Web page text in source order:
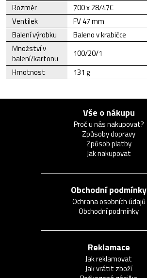
Rozměr
700 x 28/47C
Ventilek
FV 47 mm
Balení výrobku
Baleno v krabičce
Množství v
balení/kartonu
100/20/1
Hmotnost
131 g
Vše o nákupu
Proč u nás nakupovat?
Způsoby dopravy
Způsob platby
Jak nakupovat
Obchodní podmínky
Ochrana osobních údajů
Obchodní podmínky
Reklamace
Jak reklamovat
Jak vrátit zboží